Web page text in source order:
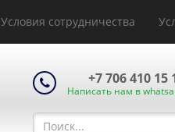
Условия сотрудничества
+7 706 410 15
Написать нам в